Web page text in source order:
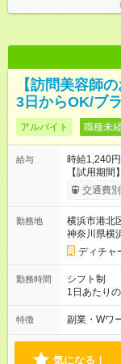
【訪問美容師
3日からOK/ブ
アルバイト 職種未
給与
時給1,240
【試用期
給与は本採
交通費
勤務地
横浜市港北
神奈川県横
ディチャ
勤務時間
シフト制
1日あたり
方 （シフト例） 9:00～16:40（休憩1時間含む） ご希望に合わせ
て勤務終了
特徴 副業・Wワ
気になる！